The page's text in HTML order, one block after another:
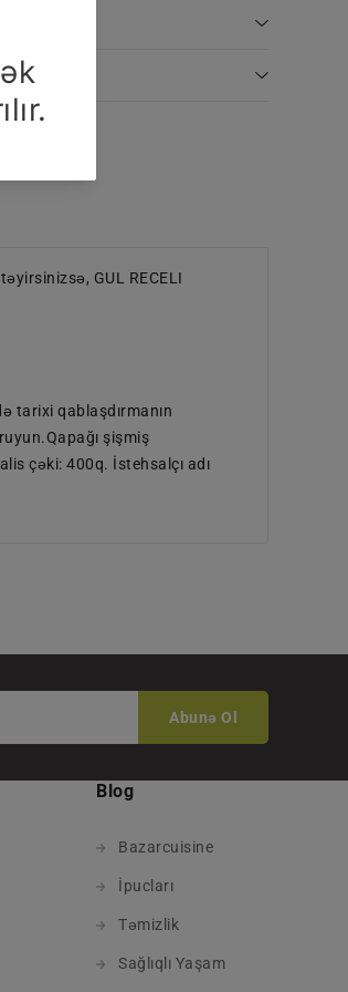
GUL RECELI
tarixi qablaşdırmanın
şişmiş
çəki: 400q. İstehsalçı adı
Abunə Ol
Blog
Bazarcuisine
İpucları
Təmizlik
Sağlıqlı Yaşam